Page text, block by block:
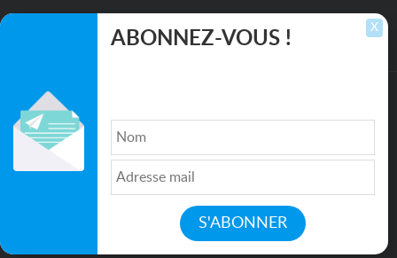
TRANSPORTS
Qui sommes nous ?| Médias
Politique de confidentialité| Partenaires|
Mentions légales
X
ABONNEZ-VOUS !